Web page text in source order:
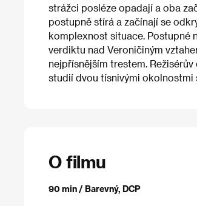
strážci posléze opadají a oba
postupně stírá a začínají se
komplexnost situace. Postupné
verdiktu nad Veroničiným
nejpřísnějším trestem.
studií dvou tísnivými okolnostmi
O filmu
90 min / Barevný, DCP